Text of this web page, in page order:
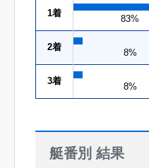
1着
83%
2着
8%
3着
8%
艇番別 結果